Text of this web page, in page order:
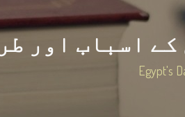
کے اسباب اور
Egypt's